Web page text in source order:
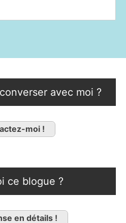
avec moi ?
moi !
ce blogue ?
en détails !